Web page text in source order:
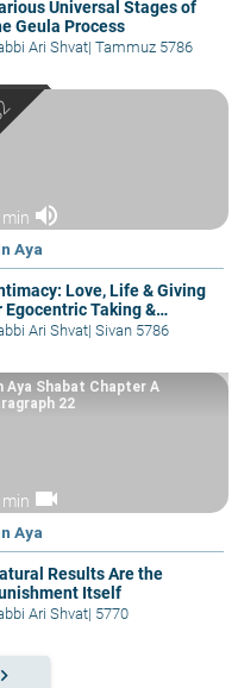
Universal Stages of
Geula Process
Ari Shvat| Tammuz 5786
volume_up
Aya
Love, Life & Giving
Egocentric Taking &
Ari Shvat| Sivan 5786
videocam
Aya
Results Are the
Itself
Aya Shabat Chapter A
22
Ari Shvat| 5770
keyboard_arrow_right